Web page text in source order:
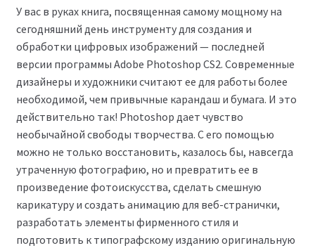
У вас в руках книга, посвященная самому мощному на
сегодняшний день инструменту для создания и
обработки цифровых изображений — последней
версии программы Adobe Photoshop CS2. Современные
дизайнеры и художники считают ее для работы более
необходимой, чем привычные карандаш и бумага. И это
действительно так! Photoshop дает чувство
необычайной свободы творчества. С его помощью
можно не только восстановить, казалось бы, навсегда
утраченную фотографию, но и превратить ее в
произведение фотоискусства, сделать смешную
карикатуру и создать анимацию для веб-странички,
разработать элементы фирменного стиля и
подготовить к типографскому изданию оригинальную